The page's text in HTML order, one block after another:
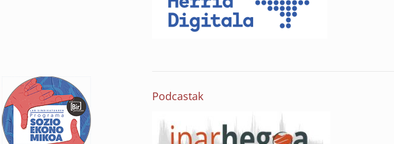
Podcastak